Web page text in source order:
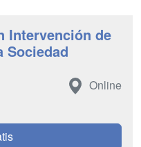
Intervención de
Sociedad
Online